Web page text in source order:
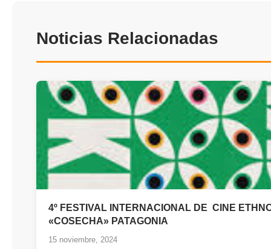
Noticias Relacionadas
4º FESTIVAL INTERNACIONAL DE CINE
«COSECHA» PATAGONIA
15 noviembre, 2024